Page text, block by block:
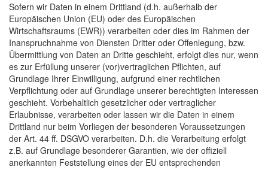
Sofern wir Daten in einem Drittland (d.h. außerhalb der
Europäischen Union (EU) oder des Europäischen
Wirtschaftsraums (EWR)) verarbeiten oder dies im Rahmen der
Inanspruchnahme von Diensten Dritter oder Offenlegung, bzw.
Übermittlung von Daten an Dritte geschieht, erfolgt dies nur, wenn
es zur Erfüllung unserer (vor)vertraglichen Pflichten, auf
Grundlage Ihrer Einwilligung, aufgrund einer rechtlichen
Verpflichtung oder auf Grundlage unserer berechtigten Interessen
geschieht. Vorbehaltlich gesetzlicher oder vertraglicher
Erlaubnisse, verarbeiten oder lassen wir die Daten in einem
Drittland nur beim Vorliegen der besonderen Voraussetzungen
der Art. 44 ff. DSGVO verarbeiten. D.h. die Verarbeitung erfolgt
z.B. auf Grundlage besonderer Garantien, wie der offiziell
anerkannten Feststellung eines der EU entsprechenden